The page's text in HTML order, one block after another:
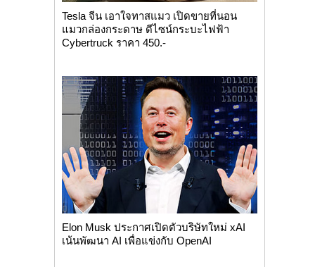
Tesla จีน เอาใจทาสแมว เปิดขายที่นอน
แมวกล่องกระดาษ ดีไซน์กระบะไฟฟ้า
Cybertruck ราคา 450.-
Elon Musk ประกาศเปิดตัวบริษัทใหม่ xAI
เน้นพัฒนา AI เพื่อแข่งกับ OpenAI